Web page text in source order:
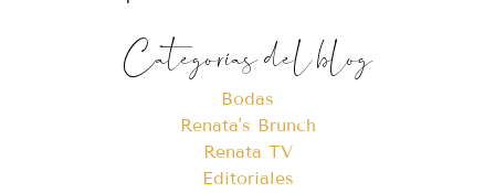
Categorías del blog
Bodas
Renata's Brunch
Renata TV
Editoriales